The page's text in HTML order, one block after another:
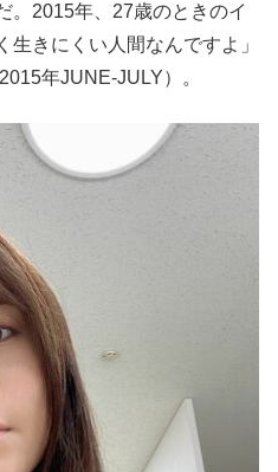
。2015年、27歳のときのイ
生きにくい人間なんですよ」
年JUNE-JULY）。